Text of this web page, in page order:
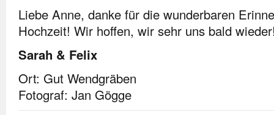
Liebe Anne, danke für die wunderbaren
Hochzeit! Wir hoffen, wir sehr uns bald
Sarah & Felix
Ort: Gut Wendgräben
Fotograf: Jan Gögge